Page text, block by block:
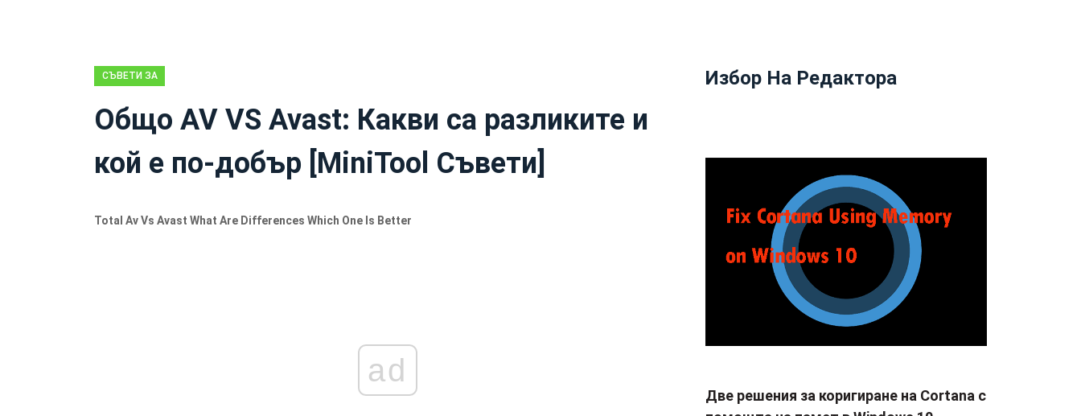
СЪВЕТИ ЗА
Общо AV VS Avast: Какви са разликите и
кой е по-добър [MiniTool Съвети]
Total Av Vs Avast What Are Differences Which One Is Better
ad
Избор На Редактора
Две решения за коригиране на Cortana с